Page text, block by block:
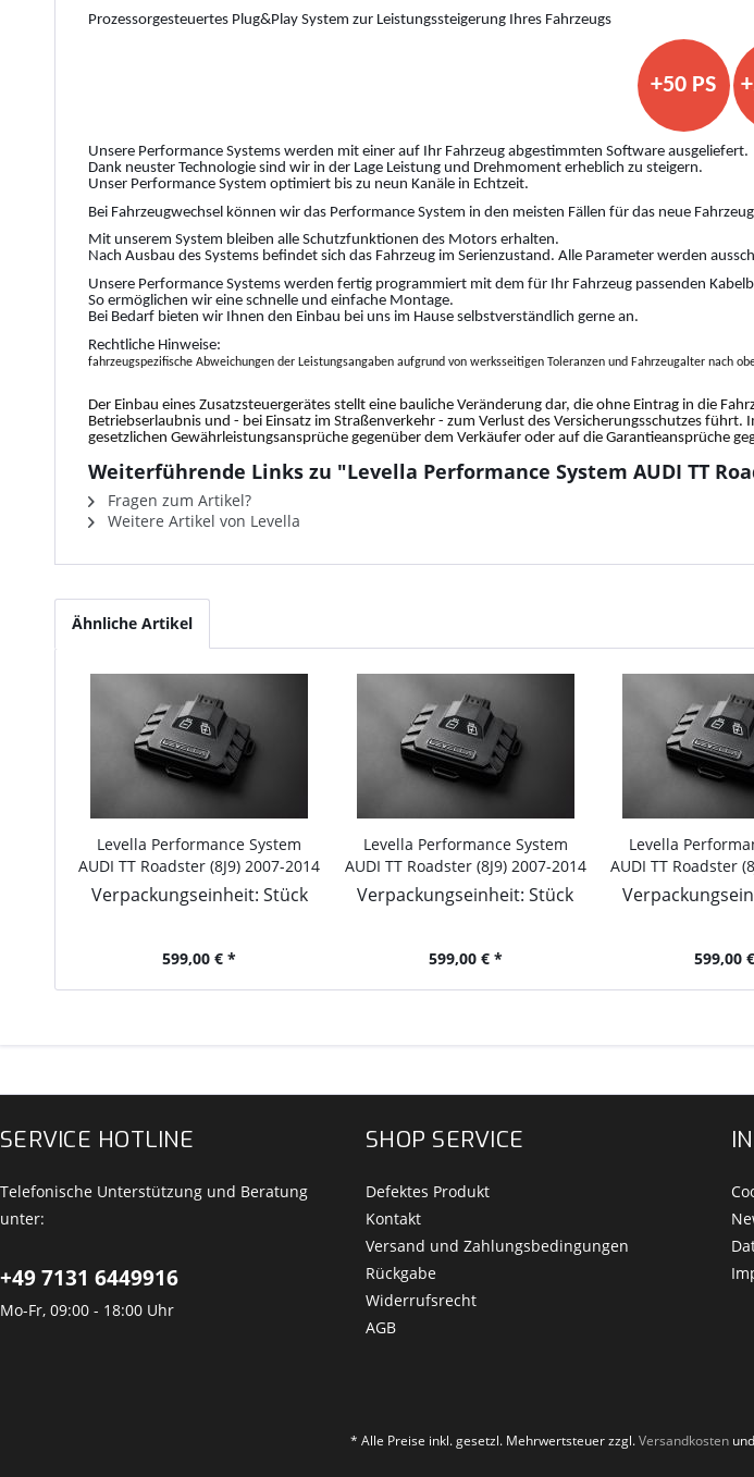
Prozessorgesteuertes Plug&Play System zur Leistungssteigerung Ihres Fahrzeugs
+50 PS
Unsere Performance Systems werden mit einer auf Ihr Fahrzeug abgestimmten Software ausgeliefert.
Dank neuster Technologie sind wir in der Lage Leistung und Drehmoment erheblich zu steigern.
Unser Performance System optimiert bis zu neun Kanäle in Echtzeit.
Bei Fahrzeugwechsel können wir das Performance System in den meisten Fällen für das neue
Mit unserem System bleiben alle Schutzfunktionen des Motors erhalten.
Nach Ausbau des Systems befindet sich das Fahrzeug im Serienzustand. Alle Parameter werden
Unsere Performance Systems werden fertig programmiert mit dem für Ihr Fahrzeug passenden
So ermöglichen wir eine schnelle und einfache Montage.
Bei Bedarf bieten wir Ihnen den Einbau bei uns im Hause selbstverständlich gerne an.
Rechtliche Hinweise:
fahrzeugspezifische Abweichungen der Leistungsangaben aufgrund von werksseitigen Toleranzen und Fahrzeugalter nach
Der Einbau eines Zusatzsteuergerätes stellt eine bauliche Veränderung dar, die ohne Eintrag in die
Betriebserlaubnis und - bei Einsatz im Straßenverkehr - zum Verlust des Versicherungsschutzes
gesetzlichen Gewährleistungsansprüche gegenüber dem Verkäufer oder auf die Garantieansprüche
Weiterführende Links zu "Levella Performance System AUDI TT
Fragen zum Artikel?
Weitere Artikel von Levella
Ähnliche Artikel
Levella Performance System
AUDI TT Roadster (8J9) 2007-2014
1.8 TFSI, 160PS/118kW, 1798ccm
Verpackungseinheit: Stück
599,00 € *
Levella Performance System
AUDI TT Roadster (8J9) 2007-2014
2.0 TDI quattro, 170PS/125kW,
1968ccm
Verpackungseinheit: Stück
599,00 € *
Levella
AUDI TT Roadster
2.0 TFSI quattro,
1984ccm
599,00
SERVICE HOTLINE
Telefonische Unterstützung und Beratung
unter:
+49 7131 6449916
Mo-Fr, 09:00 - 18:00 Uhr
SHOP SERVICE
Defektes Produkt
Kontakt
Versand und Zahlungsbedingungen
Rückgabe
Widerrufsrecht
AGB
* Alle Preise inkl. gesetzl. Mehrwertsteuer zzgl.Versandkosten